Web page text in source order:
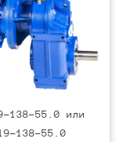
138-55.0 или
138-55.0